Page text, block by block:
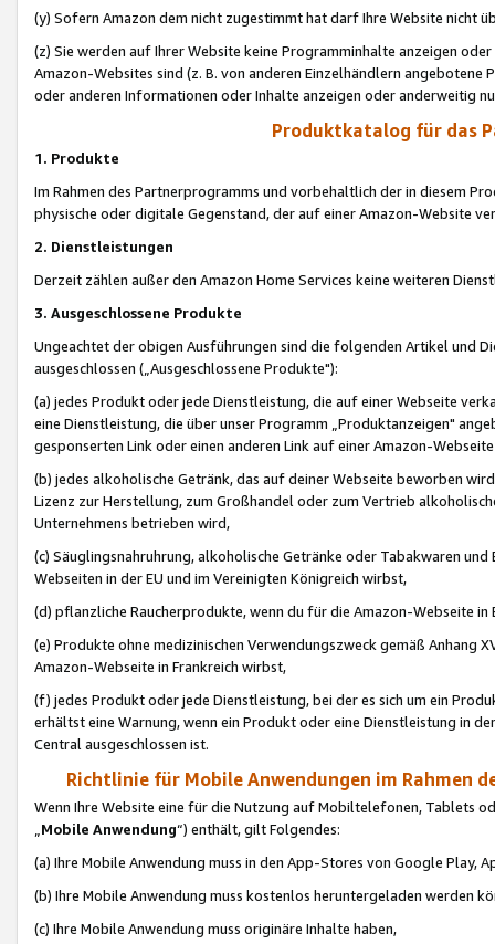
(y) Sofern Amazon dem nicht zugestimmt hat darf Ihre Website nicht
(z) Sie werden auf Ihrer Website keine Programminhalte anzeigen
Amazon-Websites sind (z. B. von anderen Einzelhändlern
oder anderen Informationen oder Inhalte anzeigen oder anderweitig
Produktkatalog für das
1. Produkte
Im Rahmen des Partnerprogramms und vorbehaltlich der in diesem
physische oder digitale Gegenstand, der auf einer Amazon-Website
2. Dienstleistungen
Derzeit zählen außer den Amazon Home Services keine weiteren
3. Ausgeschlossene Produkte
Ungeachtet der obigen Ausführungen sind die folgenden Artikel und
ausgeschlossen („Ausgeschlossene Produkte"):
(a) jedes Produkt oder jede Dienstleistung, die auf einer Webseite
eine Dienstleistung, die über unser Programm „Produktanzeigen"
gesponserten Link oder einen anderen Link auf einer Amazon-
(b) jedes alkoholische Getränk, das auf deiner Webseite beworben
Lizenz zur Herstellung, zum Großhandel oder zum Vertrieb
Unternehmens betrieben wird,
(c) Säuglingsnahruhrung, alkoholische Getränke oder Tabakwaren
Webseiten in der EU und im Vereinigten Königreich wirbst,
(d) pflanzliche Raucherprodukte, wenn du für die Amazon-Webseite in
(e) Produkte ohne medizinischen Verwendungszweck gemäß Anhang
Amazon-Webseite in Frankreich wirbst,
(f) jedes Produkt oder jede Dienstleistung, bei der es sich um ein
erhältst eine Warnung, wenn ein Produkt oder eine Dienstleistung in
Central ausgeschlossen ist.
Richtlinie für Mobile Anwendungen im Rahmen
Wenn Ihre Website eine für die Nutzung auf Mobiltelefonen, Tablets
„Mobile Anwendung“) enthält, gilt Folgendes:
(a) Ihre Mobile Anwendung muss in den App-Stores von Google Play,
(b) Ihre Mobile Anwendung muss kostenlos heruntergeladen werden
(c) Ihre Mobile Anwendung muss originäre Inhalte haben,